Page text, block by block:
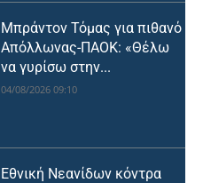
Μπράντον Τόμας για πιθανό
Απόλλωνας-ΠΑΟΚ: «Θέλω
να γυρίσω στην...
04/08/2026 09:10
Εθνική Νεανίδων κόντρα